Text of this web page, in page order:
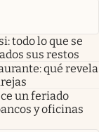
todo lo que se
sus restos
qué revela
un feriado
y oficinas